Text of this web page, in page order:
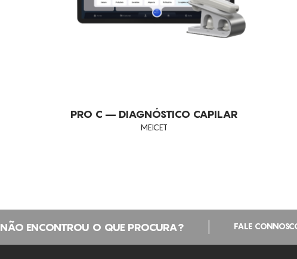
PRO C – DIAGNÓSTICO CAPILAR
MEICET
NÃO ENCONTROU O QUE PROCURA? FALE